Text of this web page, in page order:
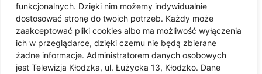
funkcjonalnych. Dzięki nim możemy indywidualnie
dostosować stronę do twoich potrzeb. Każdy może
zaakceptować pliki cookies albo ma możliwość wyłączenia
ich w przeglądarce, dzięki czemu nie będą zbierane
żadne informacje. Administratorem danych osobowych
jest Telewizja Kłodzka, ul. Łużycka 13, Kłodzko. Dane
Zapisz moje imię i nazwisko, adres e-mail i witrynę